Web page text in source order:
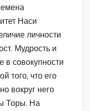
Наси
личности
Мудрость и
в совокупности
того, что его
вокруг него
Торы. На